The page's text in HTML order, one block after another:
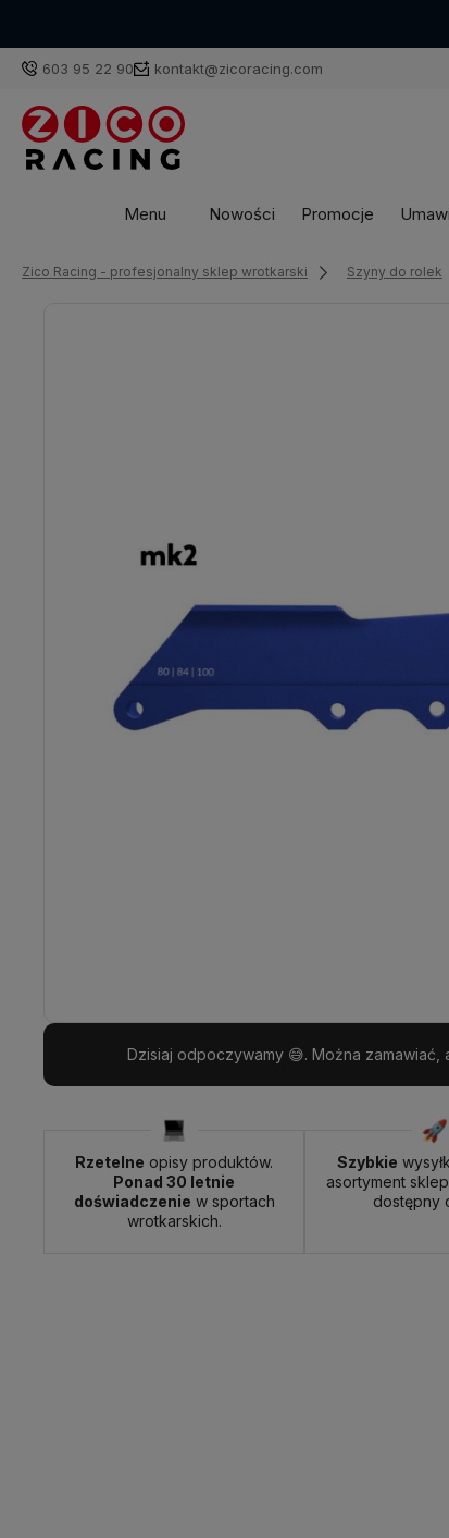
603 95 22 90 kontakt@zicoracing.com
Menu Nowości Promocje
Zico Racing - profesjonalny sklep wrotkarski Szyny do rolek
Dzisiaj odpoczywamy 😅. Można
Rzetelne opisy produktów.
Ponad 30 letnie
doświadczenie w sportach
wrotkarskich.
Szybkie
asortyment
dostępny